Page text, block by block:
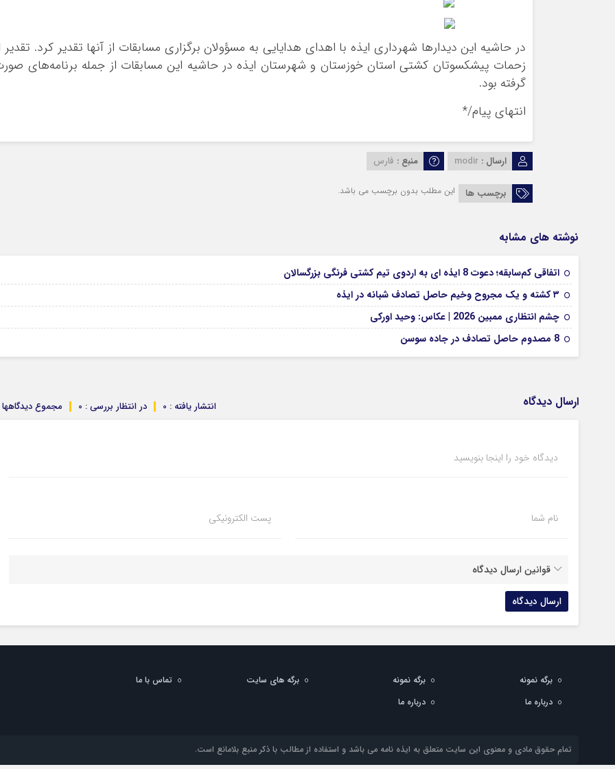
در حاشیه این دیدارها شهرداری ایذه با اهدای هدایایی به مسؤولانبرگزاری مسابقات از آنها تقدیر کرد. تقدیر
زحمات پیشکسوتان کشتی استان خوزستان و شهرستان ایذه در حاشیه این مسابقات از جمله برنامه‌های
گرفته بود.
انتهای پیام/*
ارسال : modir منبع : فارس
برچسب ها این مطلب بدون برچسب می باشد.
نوشته های مشابه
اتفاقی کم‌سابقه؛ دعوت 8 ایذه ای به اردوی تیم کشتی فرنگی بزرگسالان
۳ کشته و یک مجروح وخیم حاصل تصادف شبانه در ایذه
چشم انتظاری ممبین 2026 | عکاس: وحید اورکی
8 مصدوم حاصل تصادف در جاده سوسن
ارسال دیدگاه مجموع دیدگاهها : در انتظار بررسی : 0 انتشار یافته : 0
دیدگاه خود را اینجا بنویسید
نام شما پست الکترونیکی
قوانین ارسال دیدگاه
برگه نمونه برگه نمونه برگه های سایت
تماس با ما
درباره ما
درباره ما
تمام حقوق مادی و معنوی این سایت متعلق به ایذه نامه می باشد و استفاده از مطالب با ذکر منبع بلامانع است.